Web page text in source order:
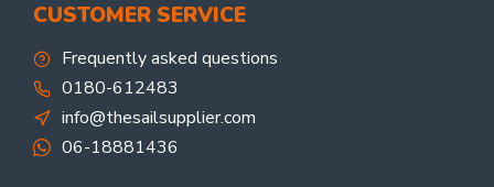
CUSTOMER SERVICE
Frequently asked questions
0180-612483
info@thesailsupplier.com
06-18881436